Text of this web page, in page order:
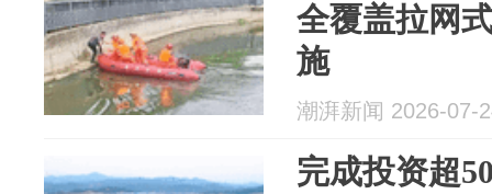
全覆盖拉网
施
潮湃新闻 2026-07-
完成投资超